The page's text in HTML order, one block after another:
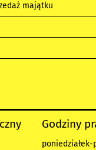
majątku
Godziny
poniedziałek-